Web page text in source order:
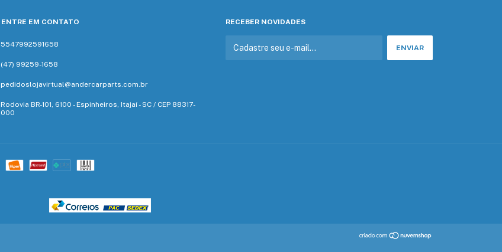
ENTRE EM CONTATO
5547992591658
(47) 99259-1658‬
pedidoslojavirtual@andercarparts.com.br
Rodovia BR-101, 6100 - Espinheiros, Itajaí - SC / CEP 88317-
000
RECEBER NOVIDADES